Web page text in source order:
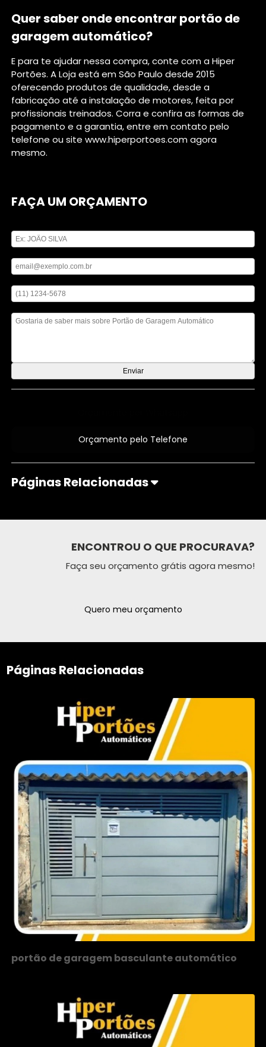
Quer saber onde encontrar portão de
garagem automático?
E para te ajudar nessa compra, conte com a Hiper
Portões. A Loja está em São Paulo desde 2015
oferecendo produtos de qualidade, desde a
fabricação até a instalação de motores, feita por
profissionais treinados. Corra e confira as formas de
pagamento e a garantia, entre em contato pelo
telefone ou site www.hiperportoes.com agora
mesmo.
FAÇA UM ORÇAMENTO
Orçamento pelo Telefone
Páginas Relacionadas
ENCONTROU O QUE PROCURAVA?
Faça seu orçamento grátis agora mesmo!
Quero meu orçamento
Páginas Relacionadas
portão de garagem basculante automático